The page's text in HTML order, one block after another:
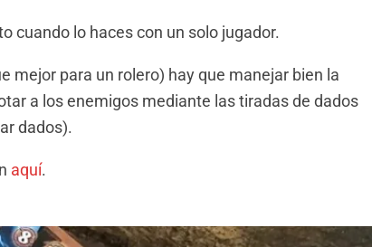
cuando lo haces con un solo jugador.
mejor para un rolero) hay que manejar bien la
a los enemigos mediante las tiradas de dados
dados).
aquí.